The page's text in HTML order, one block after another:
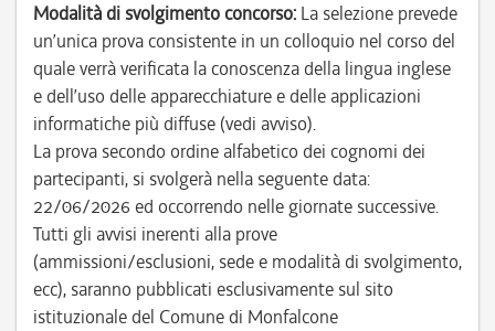
Modalità di svolgimento concorso: La selezione prevede
un’unica prova consistente in un colloquio nel corso del
quale verrà verificata la conoscenza della lingua inglese
e dell’uso delle apparecchiature e delle applicazioni
informatiche più diffuse (vedi avviso).
La prova secondo ordine alfabetico dei cognomi dei
partecipanti, si svolgerà nella seguente data:
22/06/2026 ed occorrendo nelle giornate successive.
Tutti gli avvisi inerenti alla prove
(ammissioni/esclusioni, sede e modalità di svolgimento,
ecc), saranno pubblicati esclusivamente sul sito
istituzionale del Comune di Monfalcone